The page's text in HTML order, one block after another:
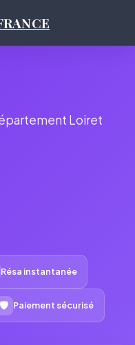
Loiret
Résa instantanée
🛡 Paiement sécurisé